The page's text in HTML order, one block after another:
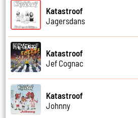
Katastroof
Jagersdans
Katastroof
Jef Cognac
Katastroof
Johnny